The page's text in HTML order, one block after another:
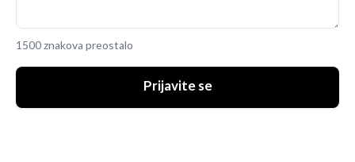
1500 znakova preostalo
Prijavite se